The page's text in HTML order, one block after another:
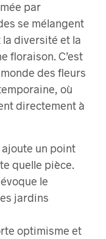
par
se mélangent
diversité et la
floraison. C’est
des fleurs
où
directement à
un point
quelle pièce.
le
jardins
optimisme et